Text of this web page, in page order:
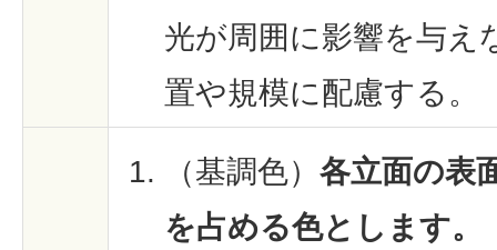
光が周囲に影響を与え
置や規模に配慮する。
（基調色） 各立面の表
を占める色とします。